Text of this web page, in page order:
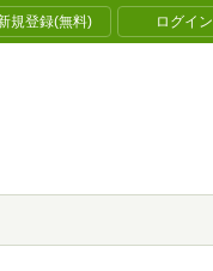
規登録(無料) ログイン